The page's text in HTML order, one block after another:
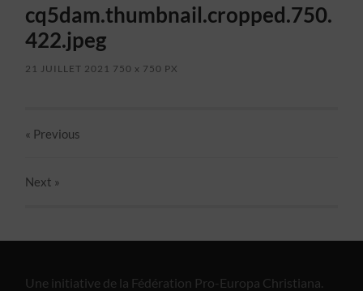
cq5dam.thumbnail.cropped.750.
422.jpeg
21 JUILLET 2021 750 x 750 PX
« Previous
Next »
Une initiative de la Fédération Pro-Europa Christiana.